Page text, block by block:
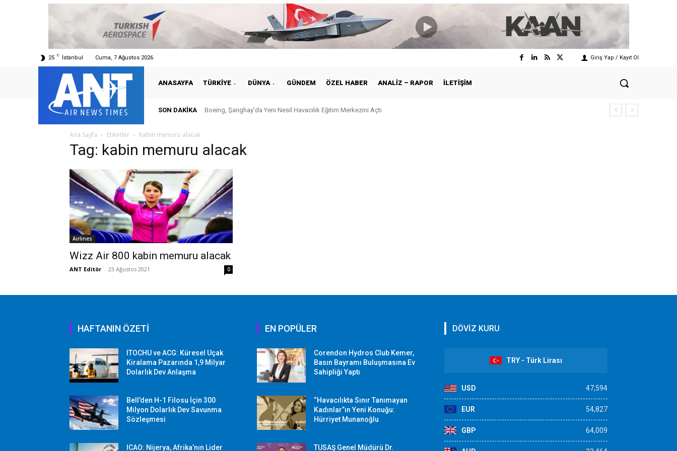
25 C İstanbul Cuma, 7 Ağustos 2026 Giriş Yap / Kayıt Ol
ANASAYFA TÜRKIYE DÜNYA GÜNDEM ÖZEL HABER ANALIZ – RAPOR İLETIŞIM
SON DAKIKA Boeing, Şanghay’da Yeni Nesil Havacılık Eğitim Merkezini Açtı
Ana Sayfa Etiketler Kabin memuru alacak
Tag: kabin memuru alacak
Airlines
Wizz Air 800 kabin memuru alacak
ANT Editör - 23 Ağustos 2021 0
HAFTANIN ÖZETİ
ITOCHU ve ACG: Küresel Uçak
Kiralama Pazarında 1,9 Milyar
Dolarlık Dev Anlaşma
Bell’den H-1 Filosu İçin 300
Milyon Dolarlık Dev Savunma
Sözleşmesi
ICAO: Nijerya, Afrika’nın Lider
EN POPÜLER
Corendon Hydros Club Kemer,
Basın Bayramı Buluşmasına Ev
Sahipliği Yaptı
“Havacılıkta Sınır Tanımayan
Kadınlar”ın Yeni Konuğu:
Hürriyet Munanoğlu
TUSAŞ Genel Müdürü Dr.
DÖVİZ KURU
TRY - Türk Lirası
USD 47,594
EUR 54,827
GBP 64,009